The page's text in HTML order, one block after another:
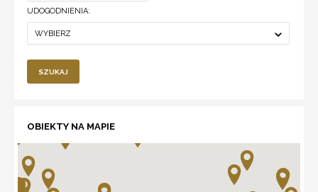
UDOGODNIENIA:
WYBIERZ
SZUKAJ
OBIEKTY NA MAPIE